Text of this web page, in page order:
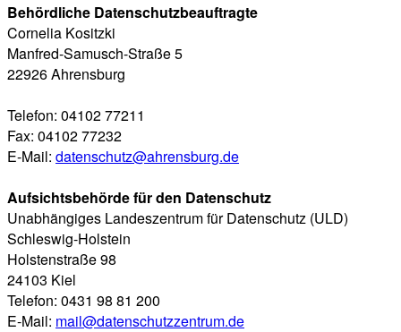
Behördliche Datenschutzbeauftragte
Cornelia Kositzki
Manfred-Samusch-Straße 5
22926 Ahrensburg
Telefon: 04102 77211
Fax: 04102 77232
E-Mail: datenschutz@ahrensburg.de
Aufsichtsbehörde für den Datenschutz
Unabhängiges Landeszentrum für Datenschutz (ULD)
Schleswig-Holstein
Holstenstraße 98
24103 Kiel
Telefon: 0431 98 81 200
E-Mail: mail@datenschutzzentrum.de